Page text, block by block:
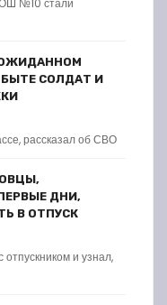
№10 стали
СОЛДАТ И
рассказал об СВО
ДНИ,
В ОТПУСК
и узнал,